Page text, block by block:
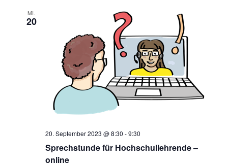
MI.
20
Sprechstunde für Hochschullehrende –
online
20. September 2023 @ 8:30 -9:30